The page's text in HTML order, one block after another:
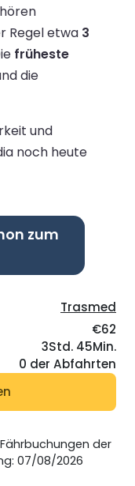
Regel etwa 3
früheste
die
und
noch heute
zum
Trasmed
€62
3Std. 45Min.
0 der Abfahrten
der
07/08/2026